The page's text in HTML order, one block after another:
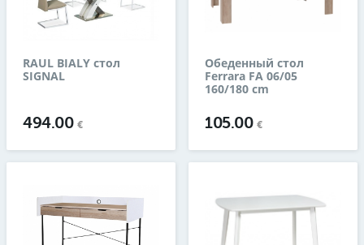
RAUL BIALY стол
SIGNAL
494.00€
Обеденный стол
Ferrara FA 06/05
160/180 cm
105.00€